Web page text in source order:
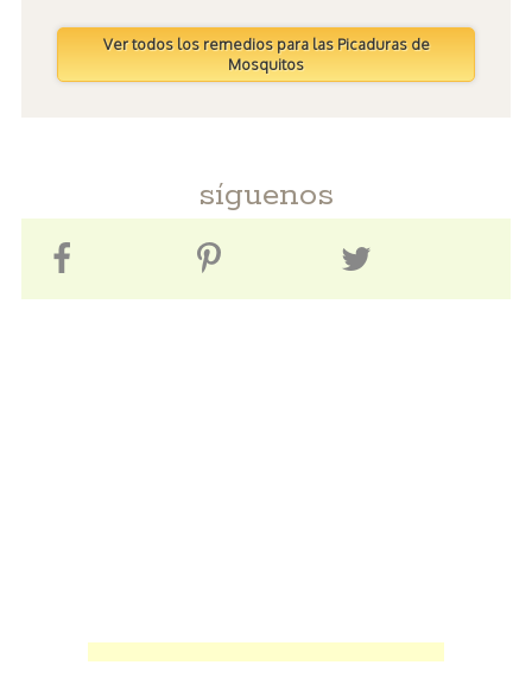
Ver todos los remedios para las Picaduras de
Mosquitos
síguenos